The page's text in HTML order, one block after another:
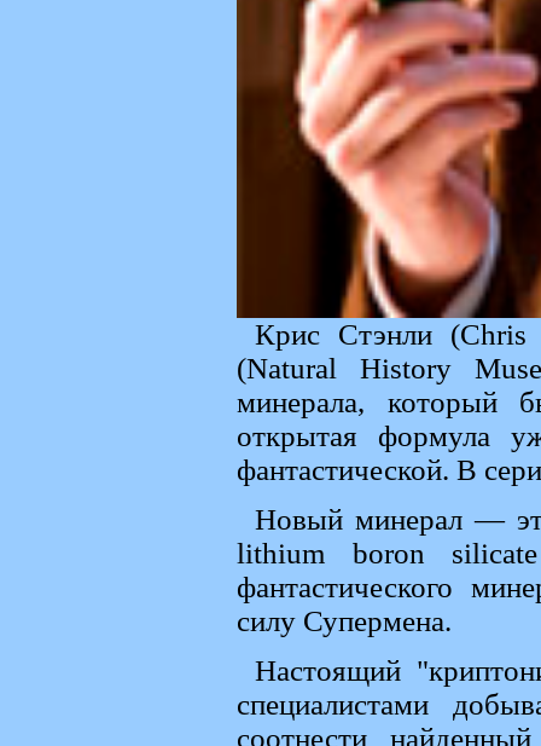
Крис Стэнли (Chris
(Natural History
минерала, который
открытая формула
фантастической. В
Новый минерал —
lithium boron
фантастического
силу Супермена.
Настоящий
специалистами
соотнести